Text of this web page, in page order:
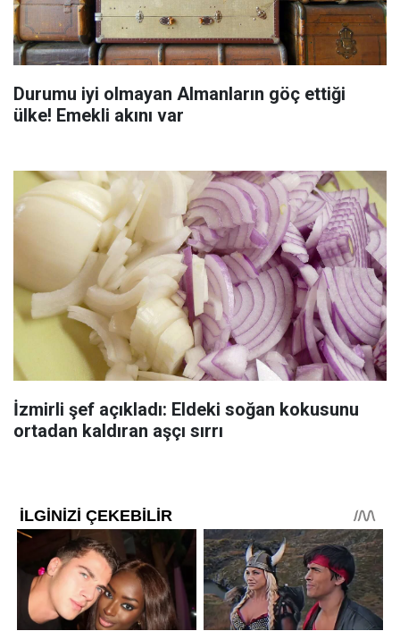
Durumu iyi olmayan Almanların göç ettiği
ülke! Emekli akını var
İzmirli şef açıkladı: Eldeki soğan kokusunu
ortadan kaldıran aşçı sırrı